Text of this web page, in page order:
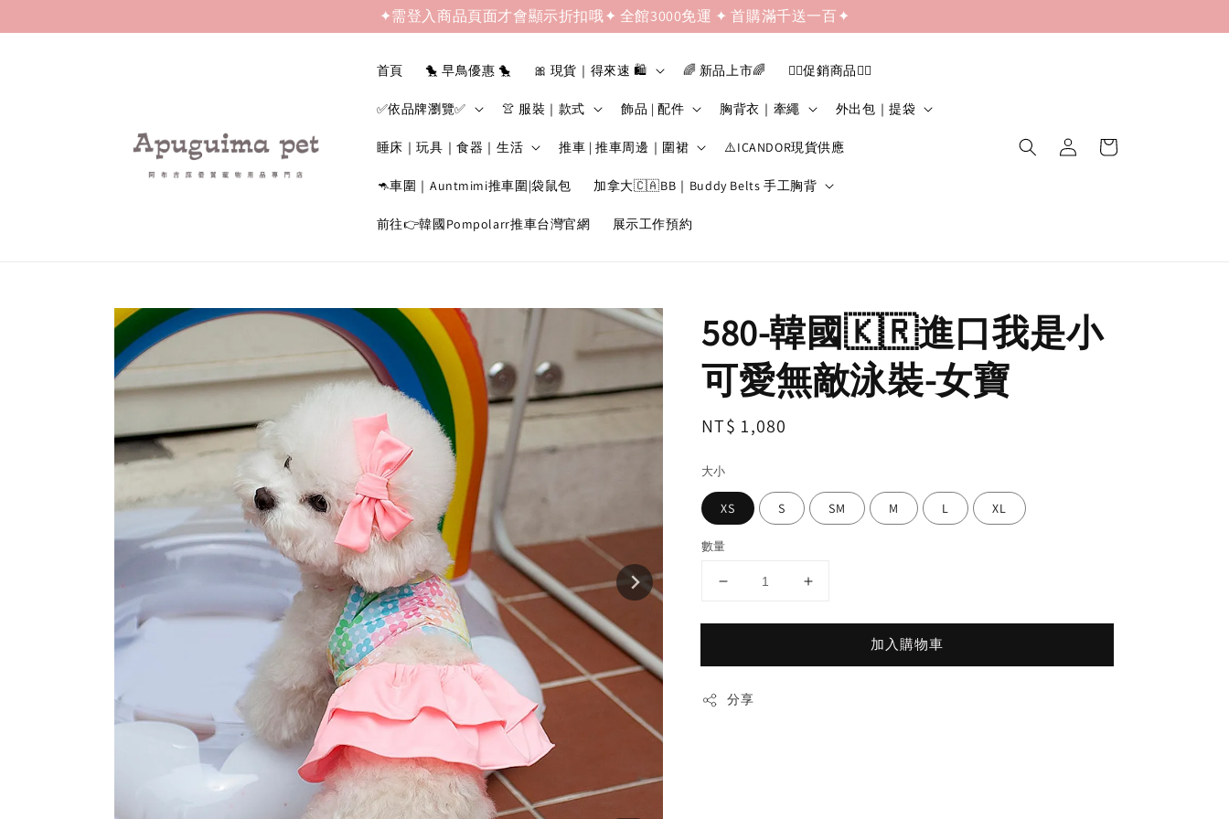
✦需登入商品頁面才會顯示折扣哦✦ 全館3000免運 ✦ 首購滿千送一百✦
首頁 🐤 早鳥優惠 🐤 🎀 現貨｜得來速 🛍️ 🌈 新品上市🌈 ❤️‍🔥促銷商品❤️‍🔥
✅依品牌瀏覽✅ 👚 服裝｜款式 飾品 | 配件 胸背衣｜牽繩 外出包｜提袋
睡床｜玩具｜食器｜生活 推車 | 推車周邊｜圍裙 ⚠️ICANDOR現貨供應
🦘車圍｜Auntmimi推車圍|袋鼠包 加拿大🇨🇦BB｜Buddy Belts 手工胸背
前往👉韓國Pompolarr推車台灣官網 展示工作預約
580-韓國🇰🇷進口我是小
可愛無敵泳裝-女寶
Regular
NT$ 1,080
大小
XS S SM M L XL
數量
加入購物車
分享